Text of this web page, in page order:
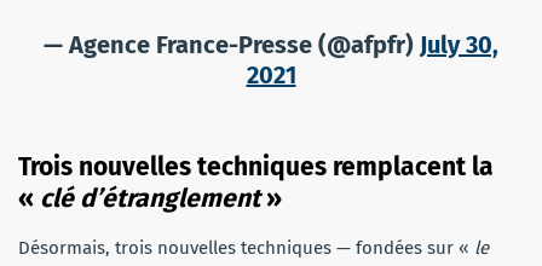
— Agence France-Presse (@afpfr) July 30,
2021
Trois nouvelles techniques remplacent la
« clé d’étranglement»
Désormais, trois nouvelles techniques — fondées sur « le